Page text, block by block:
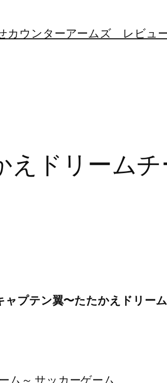
カウンターアームズ レビュ
えドリーム
プテン翼〜たたかえドリー